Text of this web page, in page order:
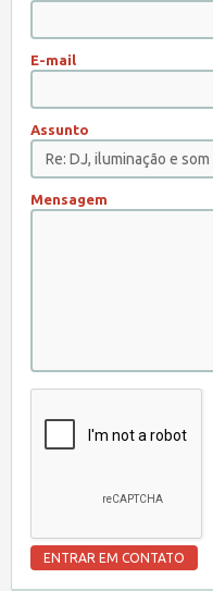
E-mail
Assunto
Mensagem